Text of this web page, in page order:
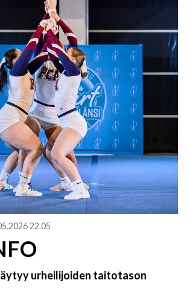
22.05
urheilijoiden taitotason